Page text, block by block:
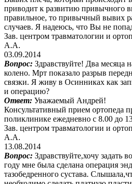
приводит к развитию привычного
правильное, то привычный вывих
случаев. Я надеюсь, что Вы не
Зав. центром травматологии и
А.А.
03.09.2014
Вопрос: Здравствуйте! Два месяца
колено. Мрт показало разрыв
связки. Я живу в Осинниках как
и операцию?
Ответ: Уважаемый Андрей!
Консультативный прием ортопеда
поликлинике ежедневно с 8.00 до
Зав. центром травматологии и
А.А.
13.08.2014
Вопрос: Здравствуйте,хочу задать
году мне была сделана операция
тазобедренного сустава.